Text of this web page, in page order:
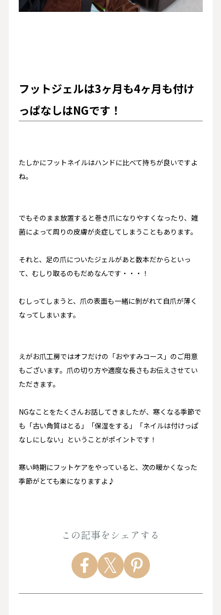
フットジェルは3ヶ月も4ヶ月も付け
っぱなしはNGです！
たしかにフットネイルはハンドに比べて持ちが良いですよ
ね。
でもそのまま放置すると巻き爪になりやすくなったり、雑
菌によって周りの皮膚が炎症してしまうこともあります。
それと、足の爪についたジェルがあと数本だからといっ
て、むしり取るのもだめなんです・・・！
むしってしまうと、爪の表面も一緒に剝がれて自爪が薄く
なってしまいます。
えがお爪工房ではオフだけの「おやすみコース」 のご用意
もございます。爪の切り方や適度な長さもお伝えさせてい
ただきます。
NGなことをたくさんお話してきましたが、寒くなる季節で
も 「古い角質はとる」「保湿をする」「ネイルは付けっぱ
なしにしない」 ということがポイントです！
寒い時期にフットケアをやっていると、次の暖かくなった
季節がとても楽になりますよ♪
この記事をシェアする